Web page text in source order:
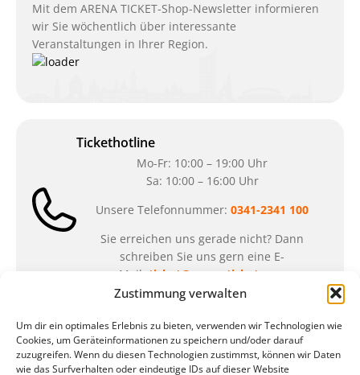
Zustimmung verwalten
Um dir ein optimales Erlebnis zu bieten, verwenden wir Technologien wie
Cookies, um Geräteinformationen zu speichern und/oder darauf
zuzugreifen. Wenn du diesen Technologien zustimmst, können wir Daten
wie das Surfverhalten oder eindeutige IDs auf dieser Website
Mit dem ARENA TICKET-Shop-Newsletter informieren
wir Sie wöchentlich über interessante
Veranstaltungen in Ihrer Region.
Tickethotline
Mo-Fr: 10:00 – 19:00 Uhr
Sa: 10:00 – 16:00 Uhr
Unsere Telefonnummer: 0341-2341 100
Sie erreichen uns gerade nicht? Dann
schreiben Sie uns gern eine E-
Mail: ticket@arena-ticket.com
Kassenöffnungszeiten
unsere Sonderöffnungszeiten im Sommer: